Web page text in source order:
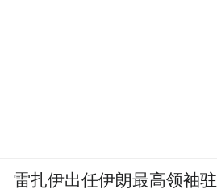
雷扎伊出任伊朗最高领袖驻